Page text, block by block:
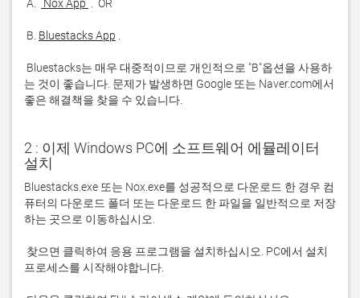
A. Nox App
B. Bluestacks App
는 것이 좋습니다. 문제가 발생하면 Google 또는 Naver.com에서
좋은 해결책을 찾을 수 있습니다.
2 : 이제 Windows PC에 소프트웨어 에뮬레이터
설치
Bluestacks.exe 또는 Nox.exe를 성공적으로 다운로드 한 경우 컴
퓨터의 다운로드 폴더 또는 다운로드 한 파일을 일반적으로 저장